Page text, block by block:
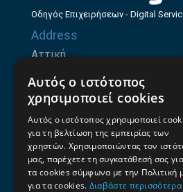
Οδηγός Επιχειρήσεων - Digital
Address
Αττική
Θεσσαλία
Ηρώων Πολυτεχνείου 214 (1ος
Επαγγελματικός οδηγός Λάρισας
Emails
Αυτός ο ιστότοπος
χρησιμοποιεί cookies
Αυτός ο ιστότοπος χρησιμοποιεί
για τη βελτίωση της εμπειρίας των
χρηστών. Χρησιμοποιώντας τον
μας, παρέχετε τη συγκατάθεσή σας
τα cookies σύμφωνα με την Πολιτική
για τα cookies. Διαβάστε περισσότερα